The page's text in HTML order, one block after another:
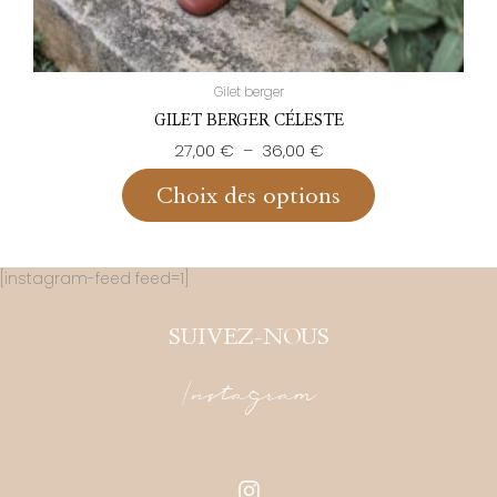
Gilet berger
GILET BERGER CÉLESTE
27,00 € – 36,00 €
Choix des options
SUIVEZ-NOUS
Instagram
I
[instagram-feed feed=1]